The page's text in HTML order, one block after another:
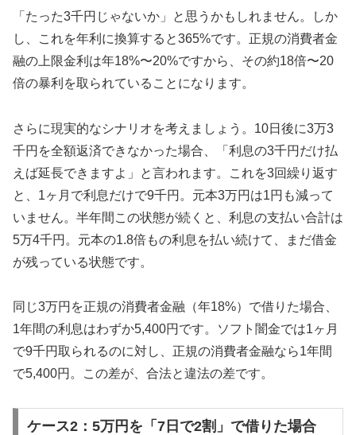
「たった3千円じゃないか」と思うかもしれません。しか
し、これを年利に換算すると365%です。正規の消費者金
融の上限金利は年18%〜20%ですから、その約18倍〜20
倍の暴利を取られていることになります。
さらに現実的なシナリオを考えましょう。10日後に3万3
千円を全額返済できなかった場合、「利息の3千円だけ払
えば延長できますよ」と言われます。これを3回繰り返す
と、1ヶ月で利息だけで9千円。元本3万円は1円も減って
いません。半年間この状態が続くと、利息の支払い合計は
5万4千円。元本の1.8倍もの利息を払い続けて、まだ借金
が残っている状態です。
同じ3万円を正規の消費者金融（年18%）で借りた場合、
1年間の利息はわずか5,400円です。ソフト闇金では1ヶ月
で9千円取られるのに対し、正規の消費者金融なら1年間
で5,400円。この差が、合法と違法の差です。
ケース2：5万円を「7日で2割」で借りた場合